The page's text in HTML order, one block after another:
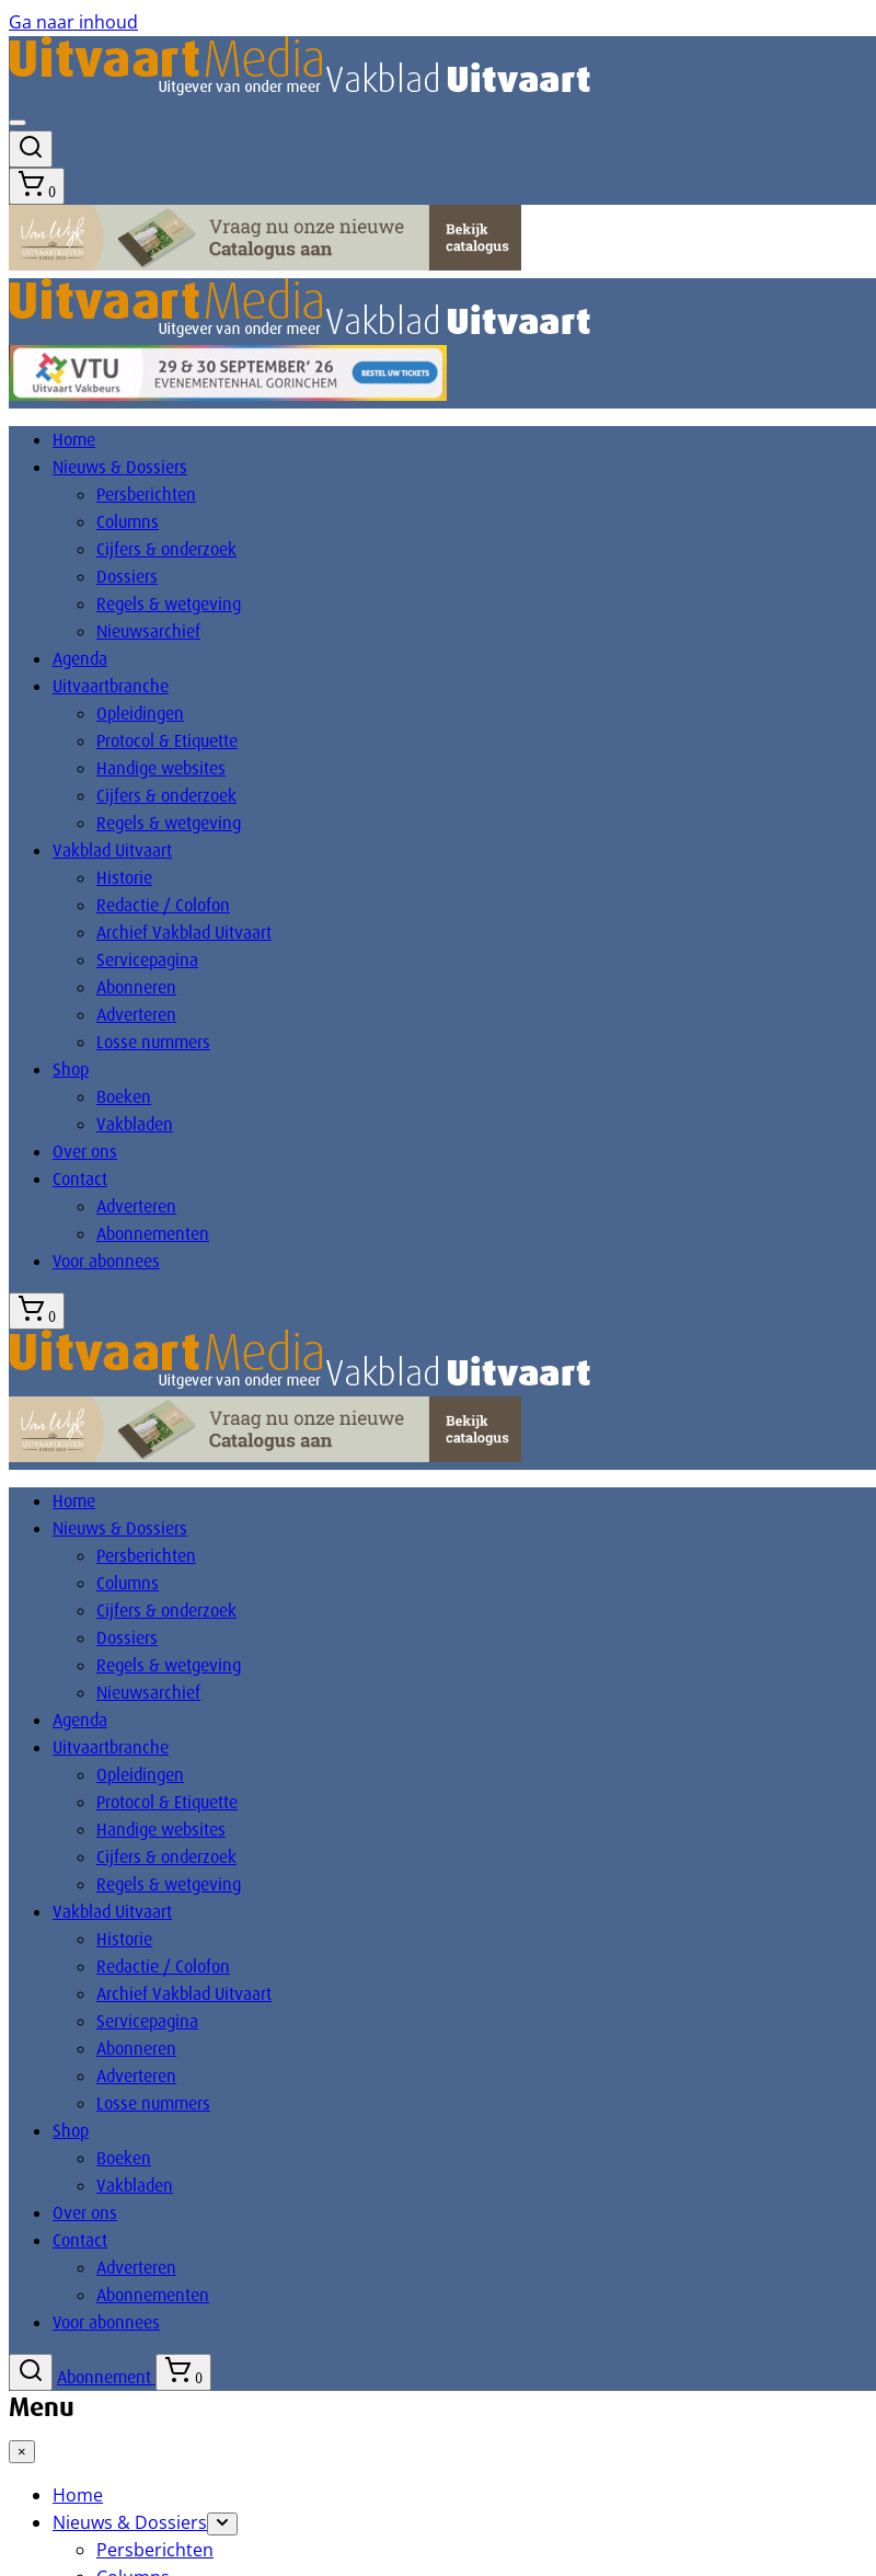
Ga naar inhoud
0
Home
Nieuws & Dossiers
Persberichten
Columns
Cijfers & onderzoek
Dossiers
Regels & wetgeving
Nieuwsarchief
Agenda
Uitvaartbranche
Opleidingen
Protocol & Etiquette
Handige websites
Cijfers & onderzoek
Regels & wetgeving
Vakblad Uitvaart
Historie
Redactie / Colofon
Archief Vakblad Uitvaart
Servicepagina
Abonneren
Adverteren
Losse nummers
Shop
Boeken
Vakbladen
Over ons
Contact
Adverteren
Abonnementen
Voor abonnees
0
Home
Nieuws & Dossiers
Persberichten
Columns
Cijfers & onderzoek
Dossiers
Regels & wetgeving
Nieuwsarchief
Agenda
Uitvaartbranche
Opleidingen
Protocol & Etiquette
Handige websites
Cijfers & onderzoek
Regels & wetgeving
Vakblad Uitvaart
Historie
Redactie / Colofon
Archief Vakblad Uitvaart
Servicepagina
Abonneren
Adverteren
Losse nummers
Shop
Boeken
Vakbladen
Over ons
Contact
Adverteren
Abonnementen
Voor abonnees
Abonnement 0
Menu
×
Home
Nieuws & Dossiers
Persberichten